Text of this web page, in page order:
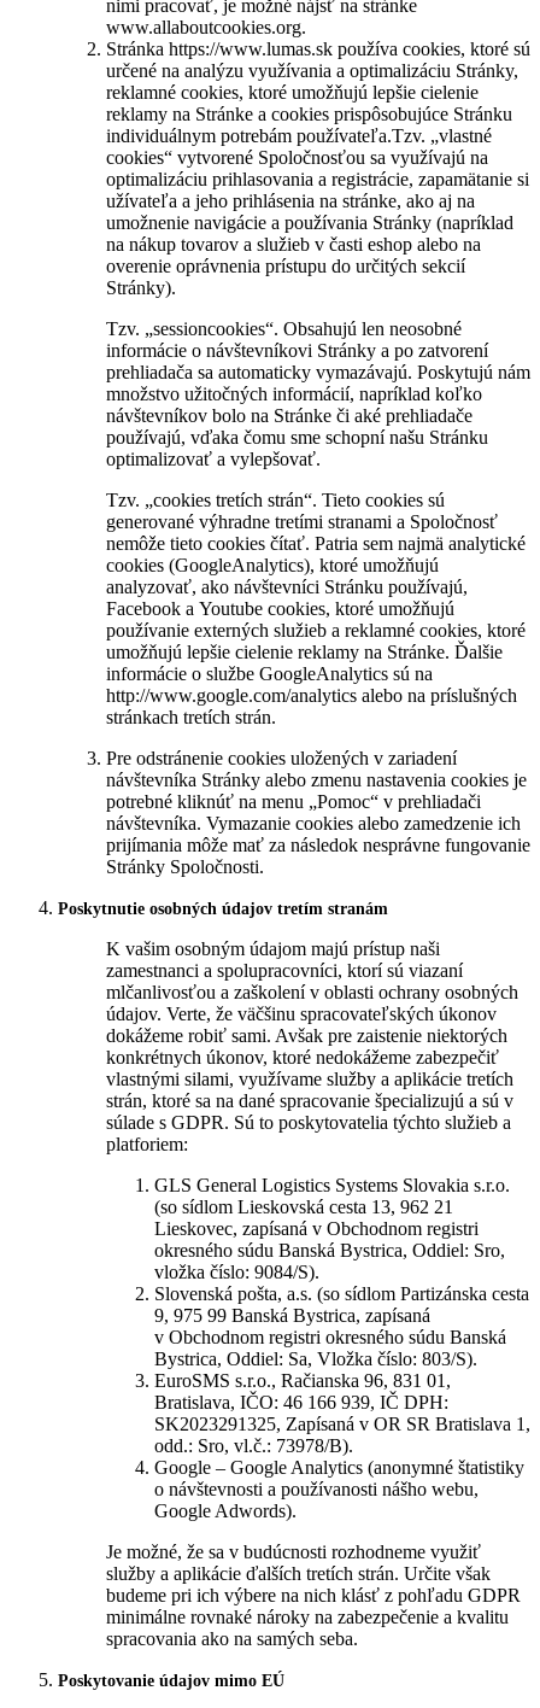
nimi pracovať, je možné nájsť na stránke
www.allaboutcookies.org.
Stránka https://www.lumas.sk používa cookies, ktoré sú
určené na analýzu využívania a optimalizáciu Stránky,
reklamné cookies, ktoré umožňujú lepšie cielenie
reklamy na Stránke a cookies prispôsobujúce Stránku
individuálnym potrebám používateľa.Tzv. „vlastné
cookies“ vytvorené Spoločnosťou sa využívajú na
optimalizáciu prihlasovania a registrácie, zapamätanie si
užívateľa a jeho prihlásenia na stránke, ako aj na
umožnenie navigácie a používania Stránky (napríklad
na nákup tovarov a služieb v časti eshop alebo na
overenie oprávnenia prístupu do určitých sekcií
Stránky).
Tzv. „sessioncookies“. Obsahujú len neosobné
informácie o návštevníkovi Stránky a po zatvorení
prehliadača sa automaticky vymazávajú. Poskytujú nám
množstvo užitočných informácií, napríklad koľko
návštevníkov bolo na Stránke či aké prehliadače
používajú, vďaka čomu sme schopní našu Stránku
optimalizovať a vylepšovať.
Tzv. „cookies tretích strán“. Tieto cookies sú
generované výhradne tretími stranami a Spoločnosť
nemôže tieto cookies čítať. Patria sem najmä analytické
cookies (GoogleAnalytics), ktoré umožňujú
analyzovať, ako návštevníci Stránku používajú,
Facebook a Youtube cookies, ktoré umožňujú
používanie externých služieb a reklamné cookies, ktoré
umožňujú lepšie cielenie reklamy na Stránke. Ďalšie
informácie o službe GoogleAnalytics sú na
http://www.google.com/analytics alebo na príslušných
stránkach tretích strán.
Pre odstránenie cookies uložených v zariadení
návštevníka Stránky alebo zmenu nastavenia cookies je
potrebné kliknúť na menu „Pomoc“ v prehliadači
návštevníka. Vymazanie cookies alebo zamedzenie ich
prijímania môže mať za následok nesprávne fungovanie
Stránky Spoločnosti.
Poskytnutie osobných údajov tretím stranám
K vašim osobným údajom majú prístup naši
zamestnanci a spolupracovníci, ktorí sú viazaní
mlčanlivosťou a zaškolení v oblasti ochrany osobných
údajov. Verte, že väčšinu spracovateľských úkonov
dokážeme robiť sami. Avšak pre zaistenie niektorých
konkrétnych úkonov, ktoré nedokážeme zabezpečiť
vlastnými silami, využívame služby a aplikácie tretích
strán, ktoré sa na dané spracovanie špecializujú a sú v
súlade s GDPR. Sú to poskytovatelia týchto služieb a
platforiem:
GLS General Logistics Systems Slovakia s.r.o.
(so sídlom Lieskovská cesta 13, 962 21
Lieskovec, zapísaná v Obchodnom registri
okresného súdu Banská Bystrica, Oddiel: Sro,
vložka číslo: 9084/S).
Slovenská pošta, a.s. (so sídlom Partizánska cesta
9, 975 99 Banská Bystrica, zapísaná
v Obchodnom registri okresného súdu Banská
Bystrica, Oddiel: Sa, Vložka číslo: 803/S).
EuroSMS s.r.o., Račianska 96, 831 01,
Bratislava, IČO: 46 166 939, IČ DPH:
SK2023291325, Zapísaná v OR SR Bratislava 1,
odd.: Sro, vl.č.: 73978/B).
Google – Google Analytics (anonymné štatistiky
o návštevnosti a používanosti nášho webu,
Google Adwords).
Je možné, že sa v budúcnosti rozhodneme využiť
služby a aplikácie ďalších tretích strán. Určite však
budeme pri ich výbere na nich klásť z pohľadu GDPR
minimálne rovnaké nároky na zabezpečenie a kvalitu
spracovania ako na samých seba.
Poskytovanie údajov mimo EÚ